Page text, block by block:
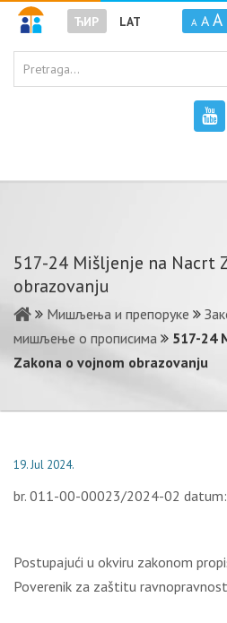
ЋИР LAT A A A
517-24 Mišljenje na Nacrt
obrazovanju
Мишљења и препоруке
мишљење о прописима
517-24
Zakona o vojnom obrazovanju
19. Jul 2024.
br. 011-00-00023/2024-02
Postupajući u okviru zakonom
Poverenik za zaštitu